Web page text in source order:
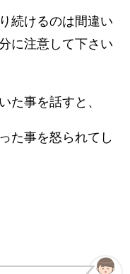
続けるのは間違い
に注意して下さい
た事を話すと、
た事を怒られてし